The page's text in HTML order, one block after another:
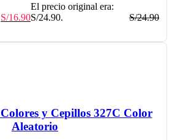
S/24.90
El precio original era:
S/24.90.
S/16.90
y Cepillos 327C Color
Aleatorio